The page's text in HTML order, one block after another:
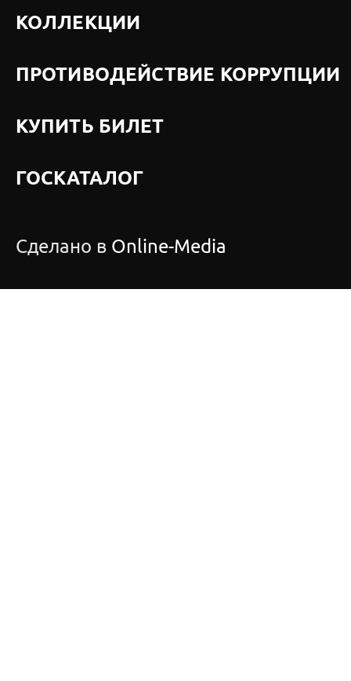
КОЛЛЕКЦИИ
ПРОТИВОДЕЙСТВИЕ КОРРУПЦИИ
КУПИТЬ БИЛЕТ
ГОСКАТАЛОГ
Сделано в Online-Media